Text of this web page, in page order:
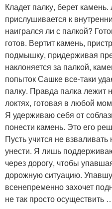
Кладет палку, берет
прислушивается к
наигрался ли с палкой?
готов. Вертит камень,
подмышку, придерживая
наклоняется за палкой,
попыток Сашке все-таки
палку. Правда палка
локтях, готовая в любой
Я удерживаю себя от
понести камень. Это его
Пусть учится не
унести. Я лишь
через дорогу, чтобы
дорожную ситуацию.
всенепременно захочет
не так просто осуществить